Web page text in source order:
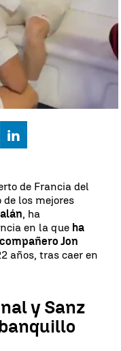
17:34
Linkedin
de Francia del
de los mejores
, ha
en la que ha
Jon
años, tras caer en
y Sanz